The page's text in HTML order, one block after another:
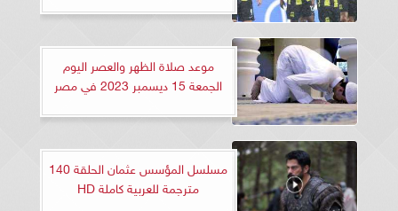
موعد صلاة الظهر والعصر اليوم
الجمعة 15 ديسمبر 2023 في مصر
مسلسل المؤسس عثمان الحلقة 140
مترجمة للعربية كاملة HD